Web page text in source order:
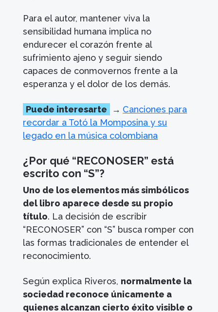
Para el autor, mantener viva la
sensibilidad humana implica no
endurecer el corazón frente al
sufrimiento ajeno y seguir siendo
capaces de conmovernos frente a la
esperanza y el dolor de los demás.
Puede interesarte → Canciones para
recordar a Totó la Momposina y su
legado en la música colombiana
¿Por qué “RECONOSER” está
escrito con “S”?
Uno de los elementos más simbólicos
del libro aparece desde su propio
título. La decisión de escribir
“RECONOSER” con “S” busca romper con
las formas tradicionales de entender el
reconocimiento.
Según explica Riveros, normalmente la
sociedad reconoce únicamente a
quienes alcanzan cierto éxito visible o